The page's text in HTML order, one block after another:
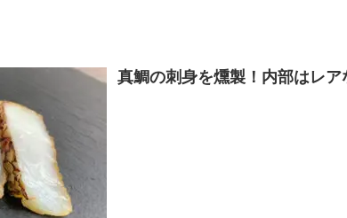
真鯛の刺身を燻製！内部はレ